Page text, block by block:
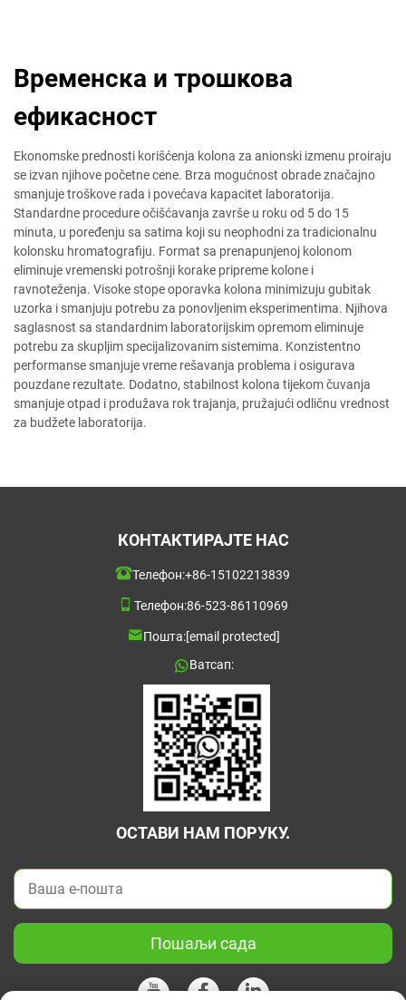
Временска и трошкова
ефикасност
Ekonomske prednosti korišćenja kolona za anionski izmenu proiraju
se izvan njihove početne cene. Brza mogućnost obrade značajno
smanjuje troškove rada i povećava kapacitet laboratorija.
Standardne procedure očišćavanja završe u roku od 5 do 15
minuta, u poređenju sa satima koji su neophodni za tradicionalnu
kolonsku hromatografiju. Format sa prenapunjenoj kolonom
eliminuјe vremenski potrošnji korake pripreme kolone i
ravnoteženja. Visoke stopе oporavka kolona minimizuju gubitak
uzorka i smanjuju potrebu za ponovljenim eksperimentima. Njihova
saglasnost sa standardnim laboratorijskim opremom eliminuje
potrebu za skupljim specijalizovanim sistemima. Konzistentno
performanse smanjuje vreme rešavanja problema i osigurava
pouzdane rezultate. Dodatno, stabilnost kolona tijekom čuvanja
smanjuje otpad i produžava rok trajanja, pružajući odličnu vrednost
za budžete laboratorija.
КОНТАКТИРАЈТЕ НАС
Телефон:+86-15102213839
Телефон:86-523-86110969
Пошта:[email protected]
Ватсап:
ОСТАВИ НАМ ПОРУКУ.
Пошаљи сада